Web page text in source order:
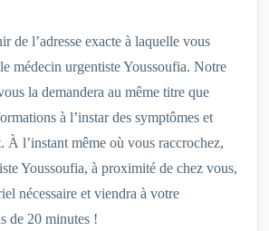
de l’adresse exacte à laquelle vous
médecin urgentiste Youssoufia. Notre
la demandera au même titre que
à l’instar des symptômes et
À l’instant même où vous raccrochez,
Youssoufia, à proximité de chez vous,
nécessaire et viendra à votre
de 20 minutes !